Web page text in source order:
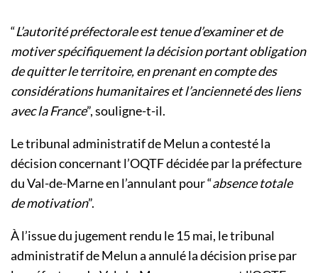
“L’autorité préfectorale est tenue d’examiner et de
motiver spécifiquement la décision portant obligation
de quitter le territoire, en prenant en compte des
considérations humanitaires et l’ancienneté des liens
avec la France”, souligne-t-il.
Le tribunal administratif de Melun a contesté la
décision concernant l’OQTF décidée par la préfecture
du Val-de-Marne en l’annulant pour “absence totale
de motivation”.
À l’issue du jugement rendu le 15 mai, le tribunal
administratif de Melun a annulé la décision prise par